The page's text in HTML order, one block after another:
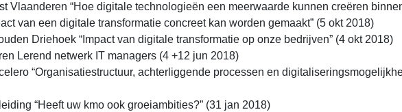
Vlaanderen “Hoe digitale technologieën een meerwaarde kunnen creëren
van een digitale transformatie concreet kan worden gemaakt” (5 okt 2018)
Driehoek “Impact van digitale transformatie op onze bedrijven” (4 okt 2018)
Lerend netwerk IT managers (4 +12 jun 2018)
“Organisatiestructuur, achterliggende processen en
“Heeft uw kmo ook groeiambities?” (31 jan 2018)